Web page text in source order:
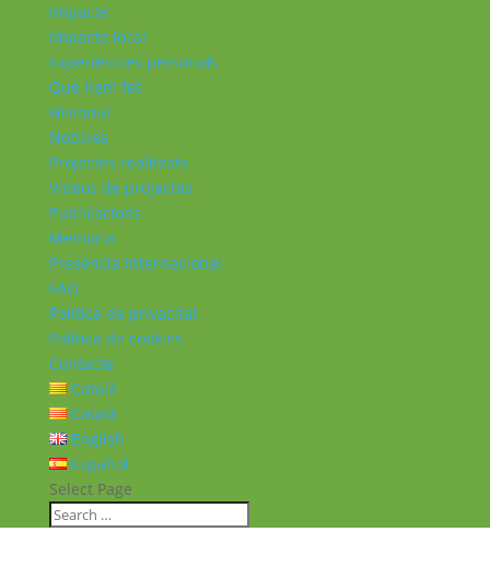
Impacte
Impacte local
Experiències personals
Què hem fet
Historial
Notícies
Projectes realitzats
Vídeos de projectes
Publicacions
Memoria
Presència Internacional
FAQ
Política de privacitat
Política de cookies
Contacte
Català
Català
English
Español
Select Page